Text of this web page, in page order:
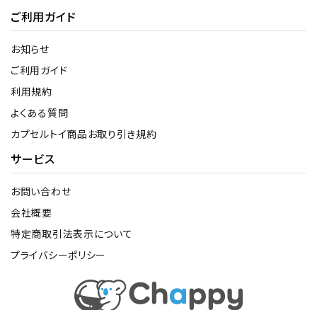
ご利用ガイド
お知らせ
ご利用ガイド
利用規約
よくある質問
カプセルトイ商品お取り引き規約
サービス
お問い合わせ
会社概要
特定商取引法表示について
プライバシーポリシー